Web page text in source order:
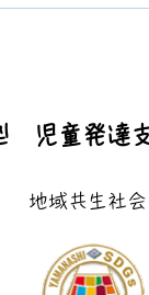
児童発達
地域共生社